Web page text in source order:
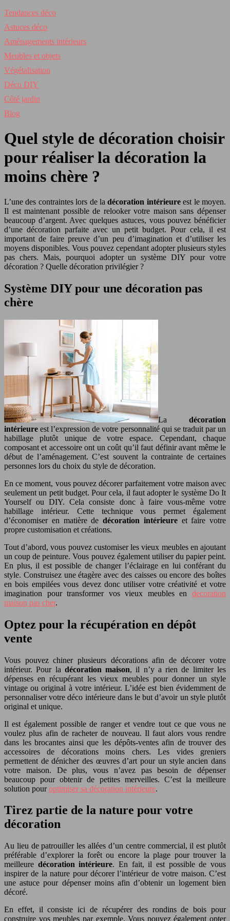
Tendances déco
Astuces déco
Aménagements intérieurs
Meubles et objets
Végétalisation
Déco DIY
Côté jardin
Blog
Quel style de décoration choisir
pour réaliser la décoration la
moins chère ?
L’une des contraintes lors de ladécoration intérieureest le moyen.
Il est maintenant possible de relooker votre maison sans dépenser
beaucoup d’argent. Avec quelques astuces, vous pouvez bénéficier
d’une décoration parfaite avec un petit budget. Pour cela, il est
important de faire preuve d’un peu d’imagination et d’utiliser les
moyens disponibles. Vous pouvez cependant adopter plusieurs styles
pas chers. Mais, pourquoi adopter un système DIY pour votre
décoration ? Quelle décoration privilégier ?
Système DIY pour une décoration pas
chère
La décoration
intérieure est l’expression de votre personnalité qui se traduit par un
habillage plutôt unique de votre espace. Cependant, chaque
composant et accessoire ont un coût qu’il faut définir avant même le
début de l’aménagement. C’est souvent la contrainte de certaines
personnes lors du choix du style de décoration.
En ce moment, vous pouvez décorer parfaitement votre maison avec
seulement un petit budget. Pour cela, il faut adopter le système Do It
Yourself ou DIY. Cela consiste donc à faire vous-même votre
habillage intérieur. Cette technique vous permet également
d’économiser en matière de décoration intérieureet faire votre
propre customisation et créations.
Tout d’abord, vous pouvez customiser les vieux meubles en ajoutant
un coup de peinture. Vous pouvez également utiliser du papier peint.
En plus, il est possible de changer l’éclairage en lui conférant du
style. Construisez une étagère avec des caisses ou encore des boîtes
en bois empilées vous devez donc utiliser votre créativité et votre
imagination pour transformer vos vieux meubles en decoration
maison pas cher.
Optez pour la récupération en dépôt
vente
Vous pouvez chiner plusieurs décorations afin de décorer votre
intérieur. Pour la décoration maison, il n’y a rien de limiter les
dépenses en récupérant les vieux meubles pour donner un style
vintage ou original à votre intérieur. L’idée est bien évidemment de
personnaliser votre déco intérieure dans le but d’avoir un style plutôt
original et unique.
Il est également possible de ranger et vendre tout ce que vous ne
voulez plus afin de racheter de nouveau. Il faut alors vous rendre
dans les brocantes ainsi que les dépôts-ventes afin de trouver des
accessoires de décorations moins chers. Les vides greniers
permettent de dénicher des œuvres d’art pour un style ancien dans
votre maison. De plus, vous n’avez pas besoin de dépenser
beaucoup pour obtenir de petites merveilles. C’est la meilleure
solution pouroptimiser sa décoration intérieure.
Tirez partie de la nature pour votre
décoration
Au lieu de patrouiller les allées d’un centre commercial, il est plutôt
préférable d’explorer la forêt ou encore la plage pour trouver la
meilleure décoration intérieure. En fait, il est possible de vous
inspirer de la nature pour décorer l’intérieur de votre maison. C’est
une astuce pour dépenser moins afin d’obtenir un logement bien
décoré.
En effet, il consiste ici de récupérer des rondins de bois pour
construire vos meubles par exemple. Vous pouvez également opter